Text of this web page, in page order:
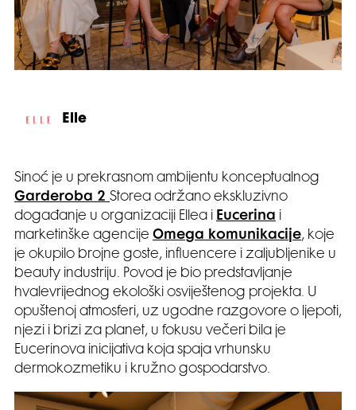
Elle
Sinoć je u prekrasnom ambijentu konceptualnog
Garderoba 2 Storea održano ekskluzivno
događanje u organizaciji Ellea i Eucerina i
marketinške agencije Omega komunikacije, koje
je okupilo brojne goste, influencere i zaljubljenike u
beauty industriju. Povod je bio predstavljanje
hvalevrijednog ekološki osviještenog projekta. U
opuštenoj atmosferi, uz ugodne razgovore o ljepoti,
njezi i brizi za planet, u fokusu večeri bila je
Eucerinova inicijativa koja spaja vrhunsku
dermokozmetiku i kružno gospodarstvo.